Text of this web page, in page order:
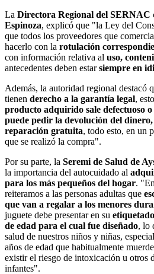
La Directora Regional del SERNAC
Espinoza, explicó que "la Ley del
que todos los proveedores que
hacerlo con la rotulación
con información relativa al uso,
antecedentes deben estarsiempre en
Además, la autoridad regional destacó
tienen derecho a la garantía legal,
producto adquirido sale defectuoso o
puede pedir la devolución del
reparación gratuita, todo esto, en un
que se realizó la compra".
Por su parte, la Seremi de Salud de
la importancia del autocuidado al
para los más pequeños del hogar.
reiteramos a las personas adultas que
que van a regalar a los menores
juguete debe presentar en su
de edad para el cual fue diseñado, lo
salud de nuestros niños y niñas,
años de edad que habitualmente
existir el riesgo de intoxicación u otros
infantes".